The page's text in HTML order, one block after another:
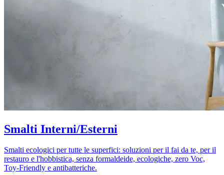
Smalti Interni/Esterni
Smalti ecologici per tutte le superfici: soluzioni per il fai da te, per il
restauro e l'hobbistica, senza formaldeide, ecologiche, zero Voc,
Toy-Friendly e antibatteriche.